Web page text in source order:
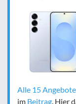
Alle 15 Angebote
im Beitrag . Hier